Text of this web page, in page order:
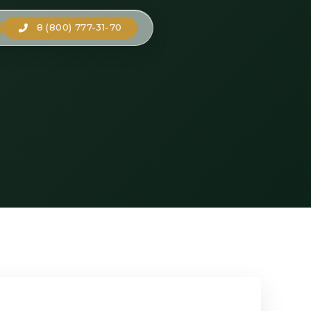
8 (800) 777-31-70